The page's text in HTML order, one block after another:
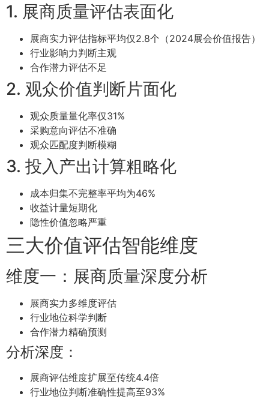
1. 展商质量评估表面化
展商实力评估指标平均仅2.8个（2024展会价值报告）
行业影响力判断主观
合作潜力评估不足
2. 观众价值判断片面化
观众质量量化率仅31%
采购意向评估不准确
观众匹配度判断模糊
3. 投入产出计算粗略化
成本归集不完整率平均为46%
收益计量短期化
隐性价值忽略严重
三大价值评估智能维度
维度一：展商质量深度分析
展商实力多维度评估
行业地位科学判断
合作潜力精确预测
分析深度：
展商评估维度扩展至传统4.4倍
行业地位判断准确性提高至93%